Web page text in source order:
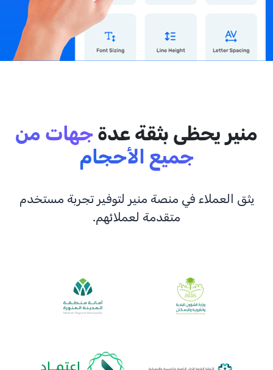
منير يحظى بثقة عدة جهات من
جميع الأحجام
يثق العملاء في منصة منير لتوفير تجربة مستخدم
متقدمة لعملائهم.